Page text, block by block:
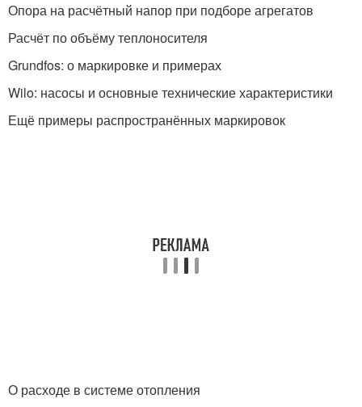
Опора на расчётный напор при подборе агрегатов
Расчёт по объёму теплоносителя
Grundfos: о маркировке и примерах
Wilo: насосы и основные технические характеристики
Ещё примеры распространённых маркировок
О расходе в системе отопления